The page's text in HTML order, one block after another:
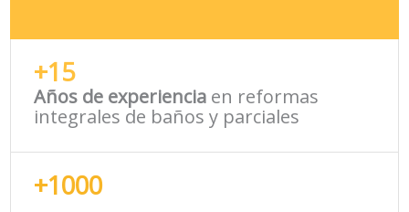
+15
Años de experiencia en reformas
integrales de baños y parciales
+1000